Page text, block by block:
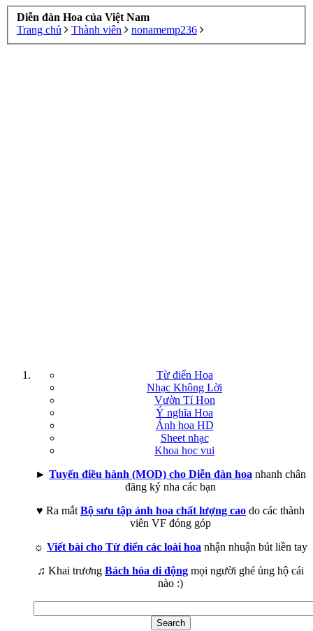
Diễn đàn Hoa của Việt Nam
Trang chủ
Thành viên nonamemp236
Từ điển Hoa
Nhạc Không Lời
Vườn Tí Hon
Ý nghĩa Hoa
Ảnh hoa HD
Sheet nhạc
Khoa học vui
► Tuyển điều hành (MOD) cho Diễn đàn hoa nhanh chân
đăng ký nha các bạn
♥ Ra mắt Bộ sưu tập ảnh hoa chất lượng cao do các thành
viên VF đóng góp
☼ Viết bài cho Từ điển các loài hoa nhận nhuận bút liền tay
♫ Khai trương Bách hóa di động mọi người ghé ủng hộ cái
nào :)